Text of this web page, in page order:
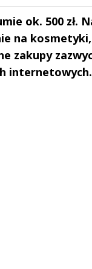
ok. 500 zł.
na
zakupy